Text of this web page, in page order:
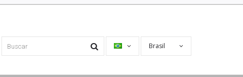
Brasil